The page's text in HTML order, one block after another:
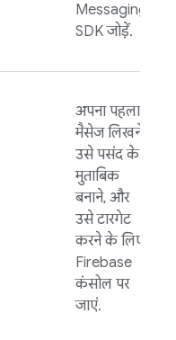
Messaging
SDK जोड़ें.
अपना पहला
मैसेज लिखने,
उसे पसंद के
मुताबिक
बनाने, और
उसे टारगेट
करने के लिए,
Firebase
कंसोल पर
जाएं.